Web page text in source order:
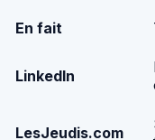
En fait
LinkedIn
LesJeudis.com